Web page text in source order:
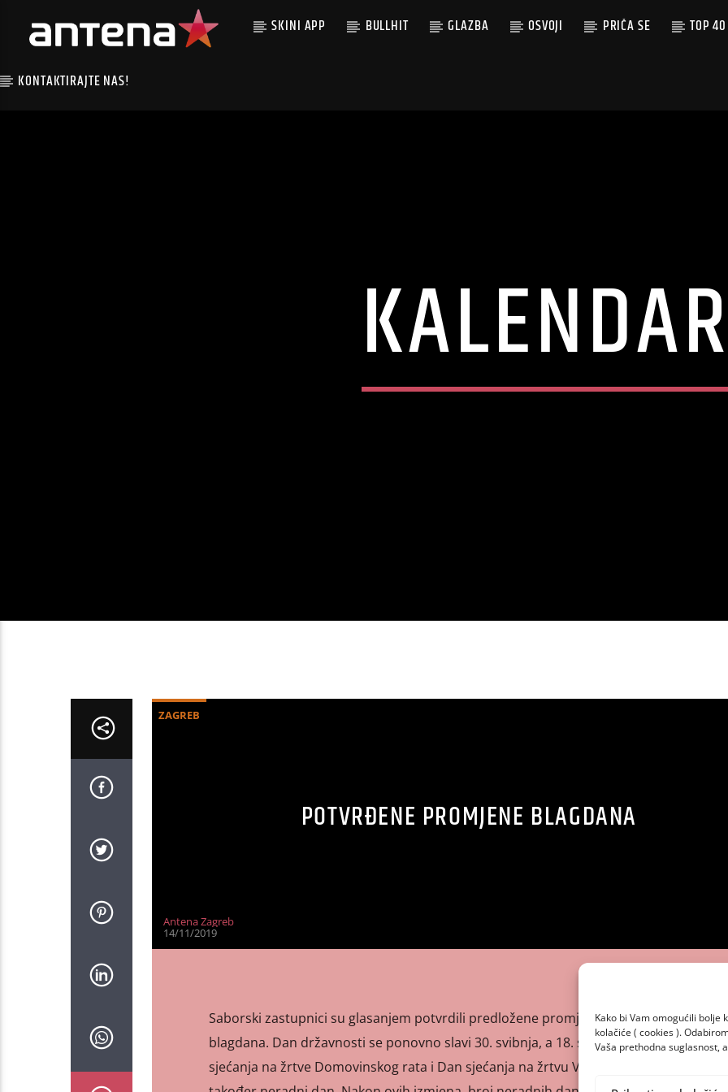
Kako bi Vam omogućili bolje
kolačiće ( cookies ).
Vaša prethodna suglasnost,
SKINI APP BULLHIT GLAZBA OSVOJI PRIČA SE TOP 40
KONTAKTIRAJTE NAS!
KALENDAR
ZAGREB
POTVRĐENE PROMJENE BLAGDANA
Antena Zagreb
14/11/2019
Saborski zastupnici su glasanjem potvrdili predložene promjene kalendaru
blagdana. Dan državnosti se ponovno slavi 30. svibnja, a 18. studeni postaje Dan
sjećanja na žrtve Domovinskog rata i Dan sjećanja na žrtvu Vukovara i Škabrnje,